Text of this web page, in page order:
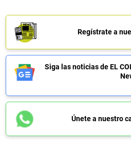
Regístrate a
Siga las noticias de EL
Únete a nuestro